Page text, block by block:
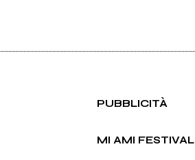
PUBBLICITÀ
MI AMI FESTIVAL